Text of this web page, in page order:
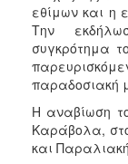
εθίμων και η
Την
συγκρότημα
παραδοσιακή
Η αναβίωση
Καράβολα,
και